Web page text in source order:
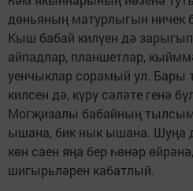
дөньяның матурлыгын ничек
Кыш бабай килүен дә
айпадлар, планшетлар,
уенчыклар сорамый ул. Бары
килсен дә, күрү сәләте генә
Могҗизалы бабайның
ышана, бик нык ышана. Шуңа
көн саен яңа бер һөнәр
шигырьләрен кабатлый.